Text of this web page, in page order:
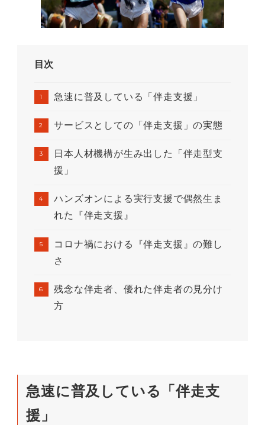
目次
急速に普及している「伴走支援」
サービスとしての「伴走支援」の実態
日本人材機構が生み出した「伴走型支
援」
ハンズオンによる実行支援で偶然生ま
れた『伴走支援』
コロナ禍における『伴走支援』の難し
さ
残念な伴走者、優れた伴走者の見分け
方
急速に普及している「伴走支
援」